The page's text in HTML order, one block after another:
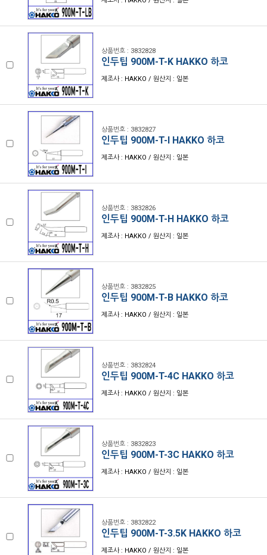
상품번호 : 3832828
인두팁 900M-T-K HAKKO 하코
제조사 : HAKKO / 원산지 : 일본
상품번호 : 3832827
인두팁 900M-T-I HAKKO 하코
제조사 : HAKKO / 원산지 : 일본
상품번호 : 3832826
인두팁 900M-T-H HAKKO 하코
제조사 : HAKKO / 원산지 : 일본
상품번호 : 3832825
인두팁 900M-T-B HAKKO 하코
제조사 : HAKKO / 원산지 : 일본
상품번호 : 3832824
인두팁 900M-T-4C HAKKO 하코
제조사 : HAKKO / 원산지 : 일본
상품번호 : 3832823
인두팁 900M-T-3C HAKKO 하코
제조사 : HAKKO / 원산지 : 일본
상품번호 : 3832822
인두팁 900M-T-3.5K HAKKO 하코
제조사 : HAKKO / 원산지 : 일본